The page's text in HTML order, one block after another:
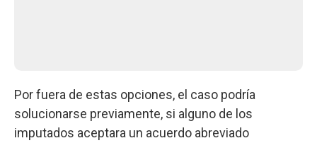
Por fuera de estas opciones, el caso podría
solucionarse previamente, si alguno de los
imputados aceptara un acuerdo abreviado